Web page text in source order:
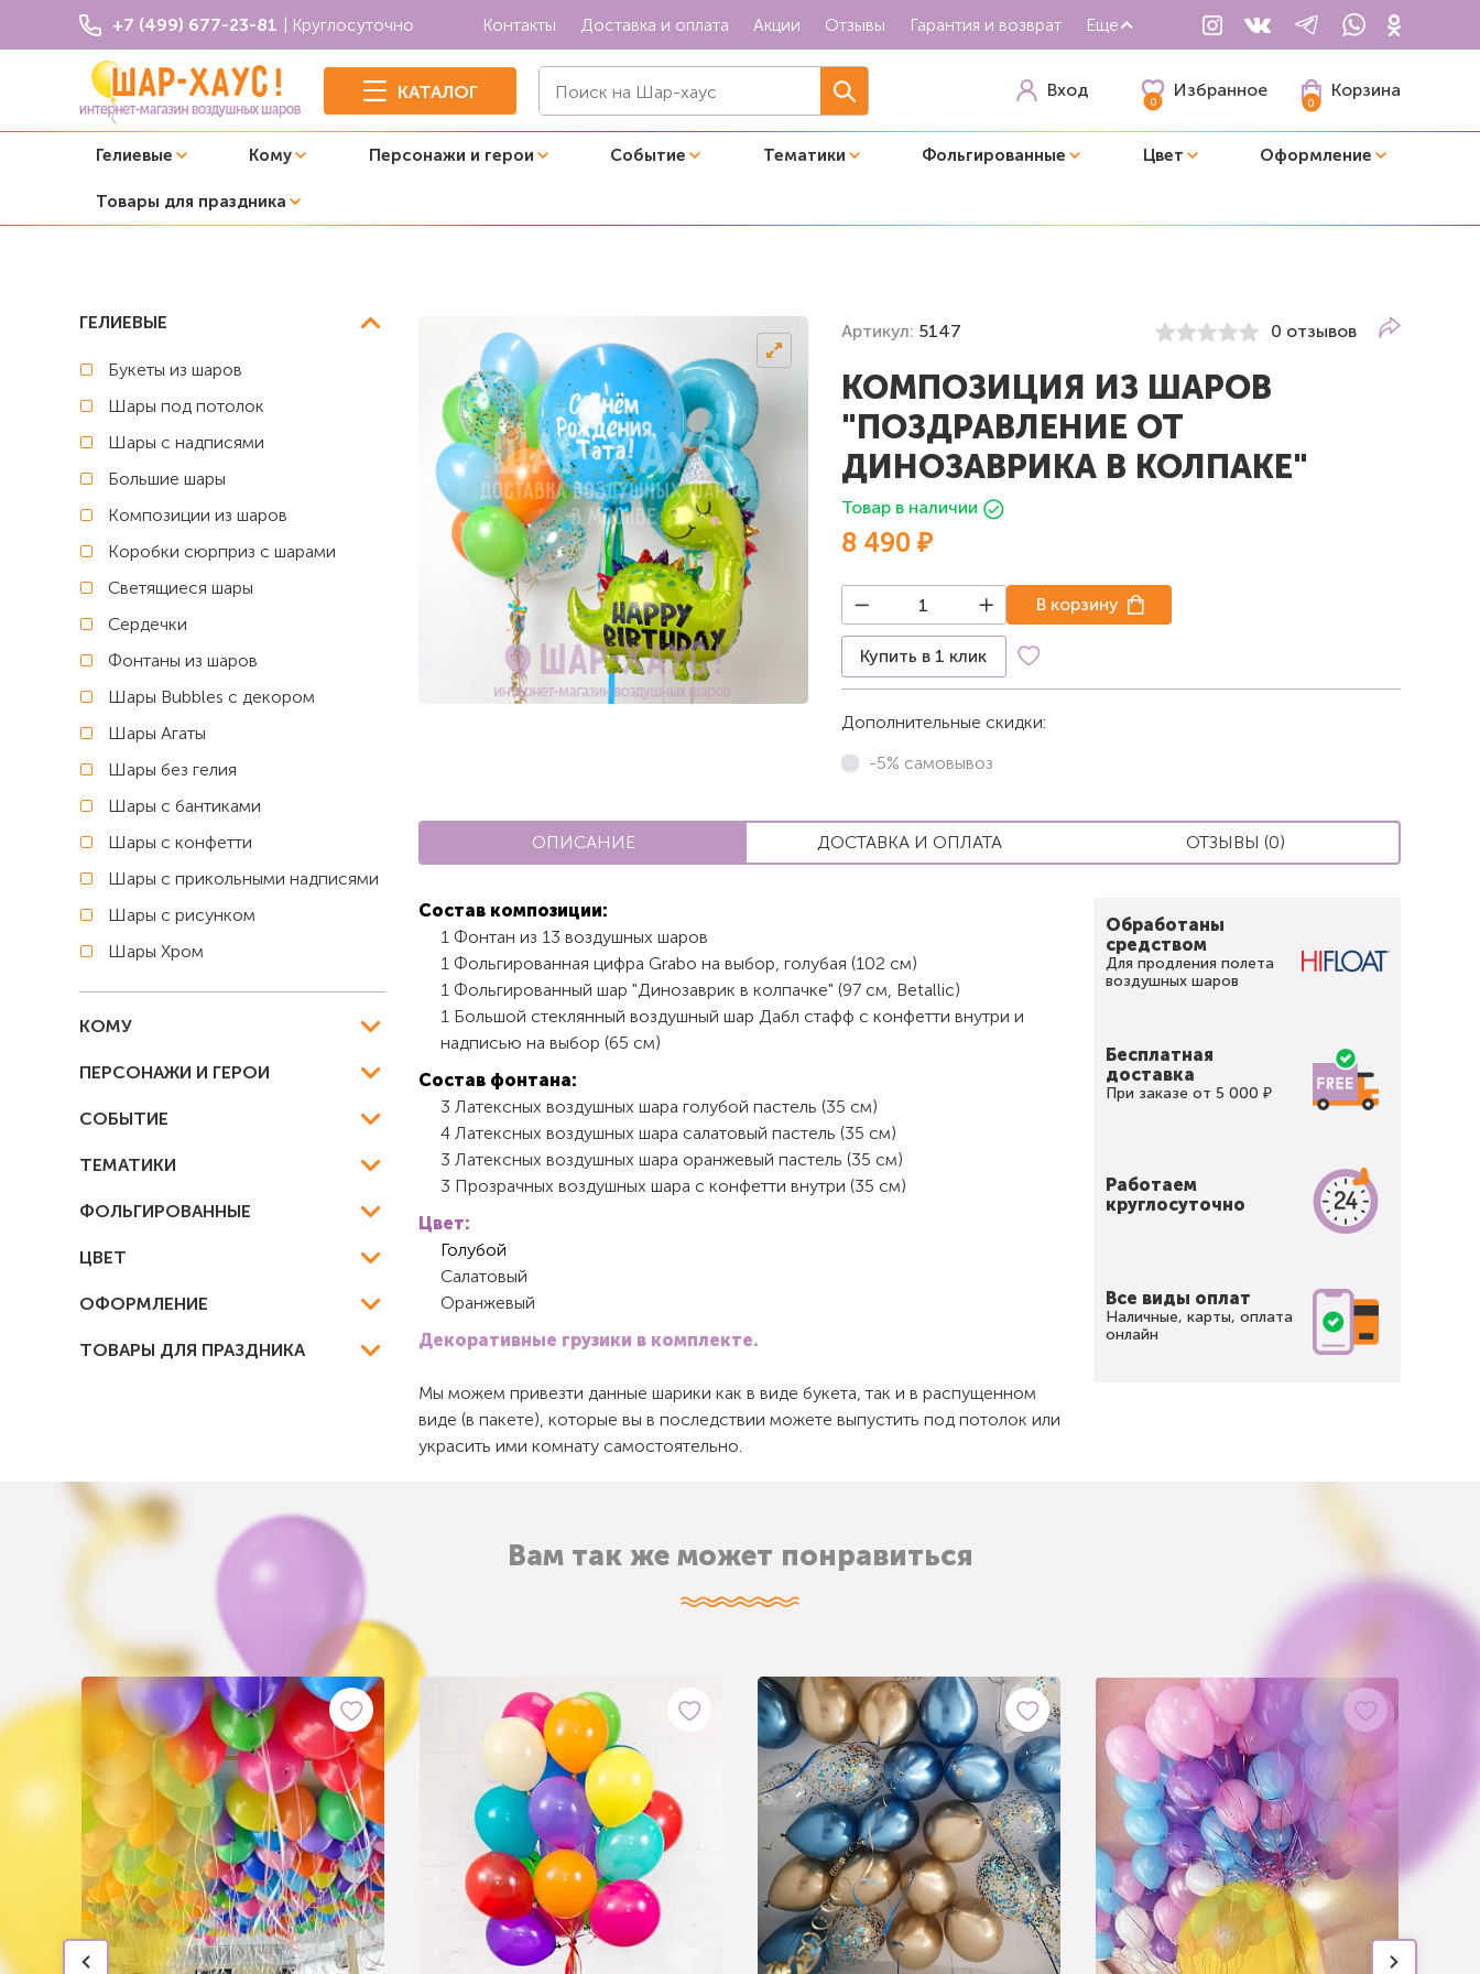
+7 (499) 677-23-81 | Круглосуточно Контакты Доставка и оплата Акции Отзывы Гарантия и возврат Еще
КАТАЛОГ Вход
0
Избранное
0
Корзина
Гелиевые Кому Персонажи и герои Событие Тематики Фольгированные Цвет Оформление
Товары для праздника
День рождения ребенка
ГЕЛИЕВЫЕ
Букеты из шаров
Шары под потолок
Шары с надписями
Большие шары
Композиции из шаров
Коробки сюрприз с шарами
Светящиеся шары
Сердечки
Фонтаны из шаров
Шары Bubbles с декором
Шары Агаты
Шары без гелия
Шары с бантиками
Шары с конфетти
Шары с прикольными надписями
Шары с рисунком
Шары Хром
КОМУ
ПЕРСОНАЖИ И ГЕРОИ
СОБЫТИЕ
ТЕМАТИКИ
ФОЛЬГИРОВАННЫЕ
ЦВЕТ
ОФОРМЛЕНИЕ
ТОВАРЫ ДЛЯ ПРАЗДНИКА
Артикул: 5147 0 отзывов
КОМПОЗИЦИЯ ИЗ ШАРОВ
"ПОЗДРАВЛЕНИЕ ОТ
ДИНОЗАВРИКА В КОЛПАКЕ"
Товар в наличии
8 490 ₽
Купить в 1 клик
В корзину
Дополнительные скидки:
-5% самовывоз
ОПИСАНИЕ ДОСТАВКА И ОПЛАТА ОТЗЫВЫ (0)
Состав композиции:
1 Фонтан из 13 воздушных шаров
1 Фольгированная цифра Grabo на выбор, голубая (102 см)
1 Фольгированный шар "Динозаврик в колпачке" (97 см, Betallic)
1 Большой стеклянный воздушный шар Дабл стафф с конфетти внутри и
надписью на выбор (65 см)
Состав фонтана:
3 Латексных воздушных шара голубой пастель (35 см)
4 Латексных воздушных шара салатовый пастель (35 см)
3 Латексных воздушных шара оранжевый пастель (35 см)
3 Прозрачных воздушных шара с конфетти внутри (35 см)
Цвет:
Голубой
Салатовый
Оранжевый
Декоративные грузики в комплекте.
Мы можем привезти данные шарики как в виде букета, так и в распущенном
виде (в пакете), которые вы в последствии можете выпустить под потолок или
украсить ими комнату самостоятельно.
Обработаны
средством
Для продления полета
воздушных шаров
Бесплатная
доставка
При заказе от 5 000 ₽
Работаем
круглосуточно
Все виды оплат
Наличные, карты, оплата
онлайн
Вам так же может понравиться